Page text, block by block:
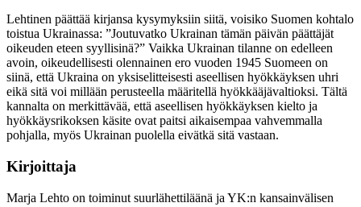
Lehtinen päättää kirjansa kysymyksiin siitä, voisiko Suomen kohtalo
toistua Ukrainassa: ”Joutuvatko Ukrainan tämän päivän päättäjät
oikeuden eteen syyllisinä?” Vaikka Ukrainan tilanne on edelleen
avoin, oikeudellisesti olennainen ero vuoden 1945 Suomeen on
siinä, että Ukraina on yksiselitteisesti aseellisen hyökkäyksen uhri
eikä sitä voi millään perusteella määritellä hyökkääjävaltioksi. Tältä
kannalta on merkittävää, että aseellisen hyökkäyksen kielto ja
hyökkäysrikoksen käsite ovat paitsi aikaisempaa vahvemmalla
pohjalla, myös Ukrainan puolella eivätkä sitä vastaan.
Kirjoittaja
Marja Lehto on toiminut suurlähettiläänä ja YK:n kansainvälisen